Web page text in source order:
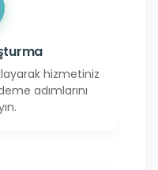
hizmetiniz
adımlarını